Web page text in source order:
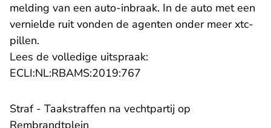
melding van een auto-inbraak. In de auto met een
vernielde ruit vonden de agenten onder meer xtc-
pillen.
Lees de volledige uitspraak:
ECLI:NL:RBAMS:2019:767
Straf - Taakstraffen na vechtpartij op
Rembrandtplein